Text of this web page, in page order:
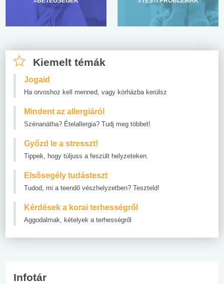
Kiemelt témák
Jogaid
Ha orvoshoz kell menned, vagy kórházba kerülsz
Mindent az allergiáról
Szénanátha? Ételallergia? Tudj meg többet!
Győzd le a stresszt!
Tippek, hogy túljuss a feszült helyzeteken.
Elsősegély tudásteszt
Tudod, mi a teendő vészhelyzetben? Teszteld!
Kérdések a korai terhességről
Aggodalmak, kételyek a terhességről
Infotár